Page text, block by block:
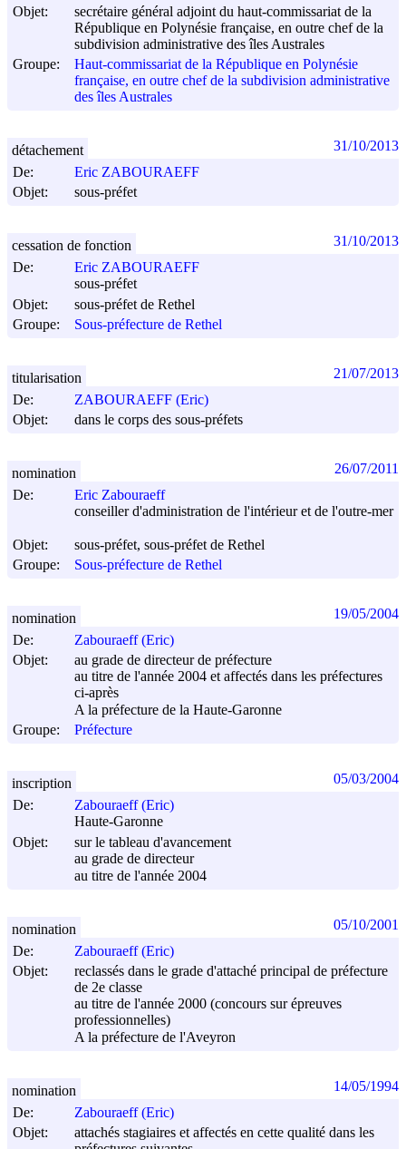
Objet:
secrétaire général adjoint du haut-commissariat de la
République en Polynésie française, en outre chef de la
subdivision administrative des îles Australes
Groupe:
Haut-commissariat de la République en Polynésie
française, en outre chef de la subdivision administrative
des îles Australes
De:
Eric ZABOURAEFF
Objet:
sous-préfet
détachement 31/10/2013
De:
Eric ZABOURAEFF
sous-préfet
Objet:
sous-préfet de Rethel
Groupe:
Sous-préfecture de Rethel
cessation de fonction 31/10/2013
De:
ZABOURAEFF (Eric)
Objet:
dans le corps des sous-préfets
titularisation 21/07/2013
De:
Eric Zabouraeff
conseiller d'administration de l'intérieur et de l'outre-mer
Objet:
sous-préfet, sous-préfet de Rethel
Groupe:
Sous-préfecture de Rethel
nomination 26/07/2011
De:
Zabouraeff (Eric)
Objet:
au grade de directeur de préfecture
au titre de l'année 2004 et affectés dans les préfectures
ci-après
A la préfecture de la Haute-Garonne
Groupe:
Préfecture
nomination 19/05/2004
De:
Zabouraeff (Eric)
Haute-Garonne
Objet:
sur le tableau d'avancement
au grade de directeur
au titre de l'année 2004
inscription 05/03/2004
De:
Zabouraeff (Eric)
Objet:
reclassés dans le grade d'attaché principal de préfecture
de 2e classe
au titre de l'année 2000 (concours sur épreuves
professionnelles)
A la préfecture de l'Aveyron
nomination 05/10/2001
De:
Zabouraeff (Eric)
Objet:
attachés stagiaires et affectés en cette qualité dans les
nomination 14/05/1994